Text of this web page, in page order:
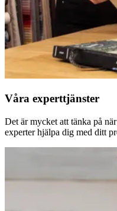
Våra experttjänster
Det är mycket att tänka på
experter hjälpa dig med ditt